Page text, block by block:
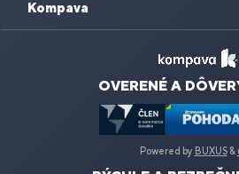
Kompava
OVERENÉ A
Powered by BUXUS&